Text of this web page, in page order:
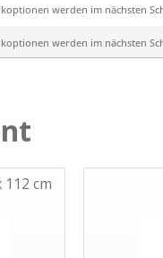
werden im nächsten
werden im nächsten